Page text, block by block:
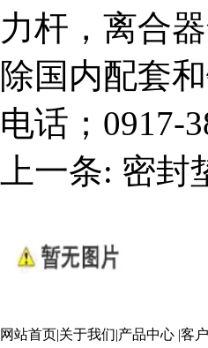
力杆，离合
除国内配套
电话；0917-
上一条: 密封
网站首页|关于我们|产品中心 |客